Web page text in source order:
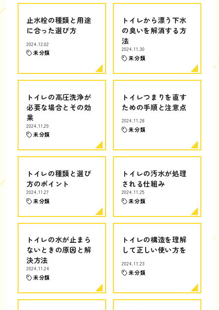
止水栓の種類と用途
に合った選び方
2024.12.02
未分類
トイレから漂う下水
の臭いを解消する方
法
2024.11.30
未分類
トイレの高圧洗浄が
必要な場合とその効
果
2024.11.29
未分類
トイレつまりを直す
ための手順と注意点
2024.11.28
未分類
トイレの種類と選び
方のポイント
2024.11.27
未分類
トイレの汚水が処理
される仕組み
2024.11.25
未分類
トイレの水が止まら
ないときの原因と解
決方法
2024.11.24
未分類
トイレの構造を理解
して正しい使い方を
2024.11.23
未分類